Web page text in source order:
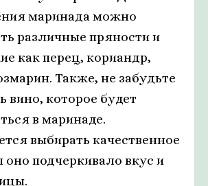
маринада можно
различные пряности и
как перец, кориандр,
Также, не забудьте
вино, которое будет
в маринаде.
выбирать качественное
оно подчеркивало вкус и